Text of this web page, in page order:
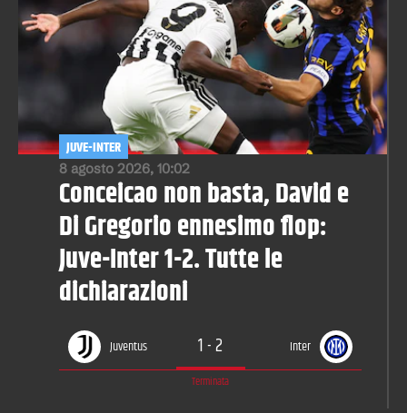
8 agosto 2026, 10:02
JUVE-INTER
Conceicao non basta, David e
Di Gregorio ennesimo flop:
Juve-Inter 1-2. Tutte le
dichiarazioni
Juventus 1-2 Inter
Terminata